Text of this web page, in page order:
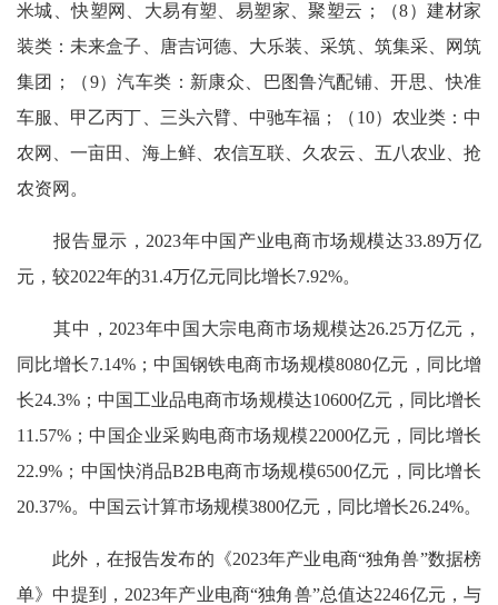
米城、快塑网、大易有塑、易塑家、聚塑云；（8）建材家
装类：未来盒子、唐吉诃德、大乐装、采筑、筑集采、网筑
集团；（9）汽车类：新康众、巴图鲁汽配铺、开思、快准
车服、甲乙丙丁、三头六臂、中驰车福；（10）农业类：中
农网、一亩田、海上鲜、农信互联、久农云、五八农业、抢
农资网。
报告显示，2023年中国产业电商市场规模达33.89万亿
元，较2022年的31.4万亿元同比增长7.92%。
其中，2023年中国大宗电商市场规模达26.25万亿元，
同比增长7.14%；中国钢铁电商市场规模8080亿元，同比增
长24.3%；中国工业品电商市场规模达10600亿元，同比增长
11.57%；中国企业采购电商市场规模22000亿元，同比增长
22.9%；中国快消品B2B电商市场规模6500亿元，同比增长
20.37%。中国云计算市场规模3800亿元，同比增长26.24%。
此外，在报告发布的《2023年产业电商“独角兽”数据榜
单》中提到，2023年产业电商“独角兽”总值达2246亿元，与